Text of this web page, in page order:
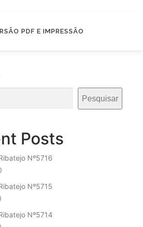
PDF E IMPRESSÃO
Pesquisar
Posts
Nº5716
Nº5715
Nº5714